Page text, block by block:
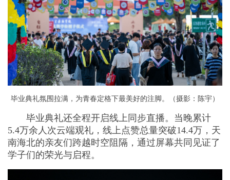
毕业典礼氛围拉满，为青春定格下最美好的注脚。（摄影：陈宇）
毕业典礼还全程开启线上同步直播。当晚累计
5.4万余人次云端观礼，线上点赞总量突破14.4万，天
南海北的亲友们跨越时空阻隔，通过屏幕共同见证了
学子们的荣光与启程。